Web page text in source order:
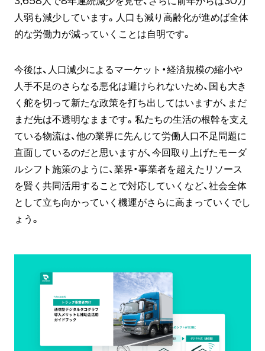
人弱も減少しています。人口も減り高齢化が進めば全体
的な労働力が減っていくことは自明です。
今後は、人口減少によるマーケット・経済規模の縮小や
人手不足のさらなる悪化は避けられないため、国も大き
く舵を切って新たな政策を打ち出してはいますが、まだ
まだ先は不透明なままです。私たちの生活の根幹を支え
ている物流は、他の業界に先んじて労働人口不足問題に
直面しているのだと思いますが、今回取り上げたモーダ
ルシフト施策のように、業界・事業者を超えたリソース
を賢く共同活用することで対応していくなど、社会全体
として立ち向かっていく機運がさらに高まっていくでし
ょう。